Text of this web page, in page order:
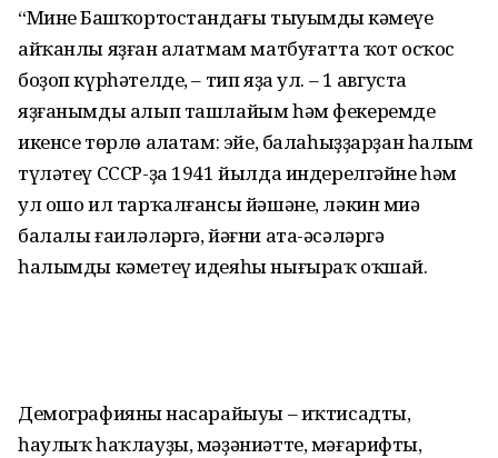
“Минең Башҡортостандағы тыуымдың кәмеүе
айҡанлы яҙған аңлатмам матбуғатта ҡот осҡос
боҙоп күрһәтелде, – тип яҙа ул. – 1 августа
яҙғанымды алып ташлайым һәм фекеремде
икенсе төрлө аңлатам: эйе, балаһыҙҙарҙан һалым
түләтеү СССР-ҙа 1941 йылда индерелгәйне һәм
ул ошо ил тарҡалғансы йәшәне, ләкин миңә
балалы ғаиләләргә, йәғни ата-әсәләргә
һалымды кәметеү идеяһы нығыраҡ оҡшай.
Демографияның насарайыуы – иҡтисадты,
һаулыҡ һаҡлауҙы, мәҙәниәтте, мәғарифты,